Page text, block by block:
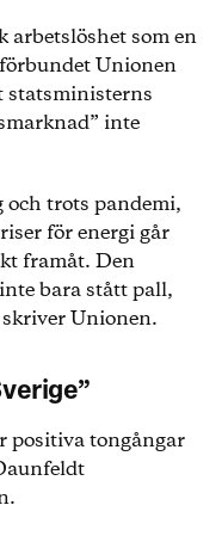
arbetslöshet som en
Unionen
statsministerns
inte
och trots pandemi,
för energi går
framåt. Den
bara stått pall,
Unionen.
positiva tongångar